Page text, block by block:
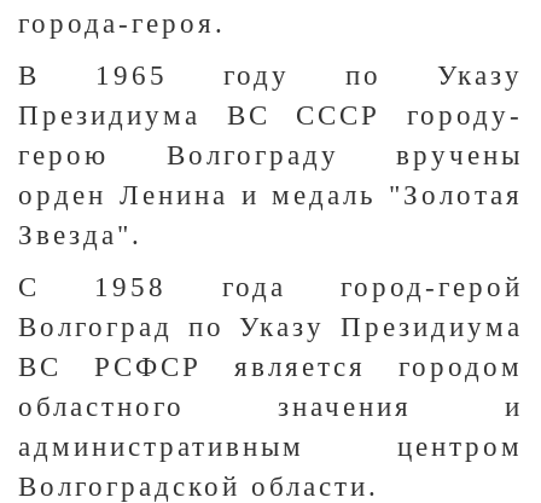
города-героя.
В 1965 году по Указу
Президиума ВС СССР городу-
герою Волгограду вручены
орден Ленина и медаль "Золотая
Звезда".
С 1958 года город-герой
Волгоград по Указу Президиума
ВС РСФСР является городом
областного значения и
административным центром
Волгоградской области.